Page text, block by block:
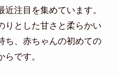
注目を集めています。
りとした甘さと柔らかい
ち、赤ちゃんの初めての
です。